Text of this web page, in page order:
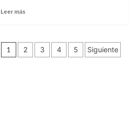
Leer más
Paginación
1 2 3 4 5 Siguiente